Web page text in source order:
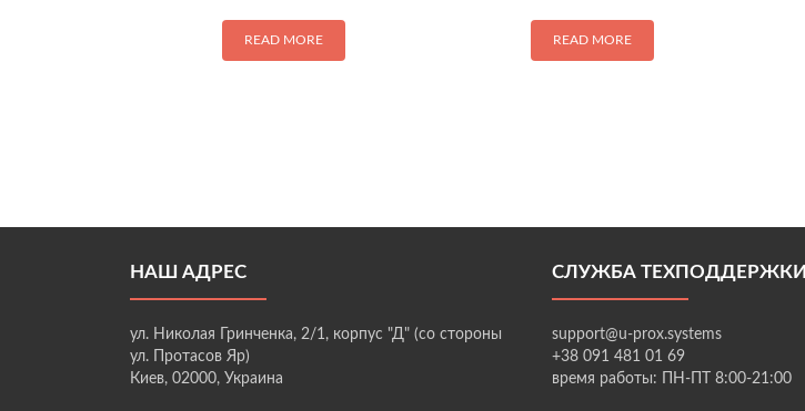
READ MORE READ MORE
НАШ АДРЕС
ул. Николая Гринченка, 2/1, корпус "Д" (со стороны
ул. Протасов Яр)
Киев, 02000, Украина
СЛУЖБА ТЕХПОДДЕРЖКИ
support@u-prox.systems
+38 091 481 01 69
время работы: ПН-ПТ 8:00-21:00